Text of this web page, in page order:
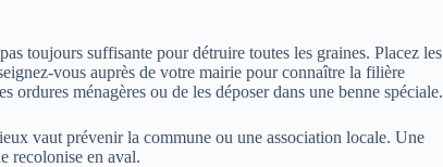
toujours suffisante pour détruire toutes les graines. Placez les
vous auprès de votre mairie pour connaître la filière
ordures ménagères ou de les déposer dans une benne spéciale.
vaut prévenir la commune ou une association locale. Une
recolonise en aval.